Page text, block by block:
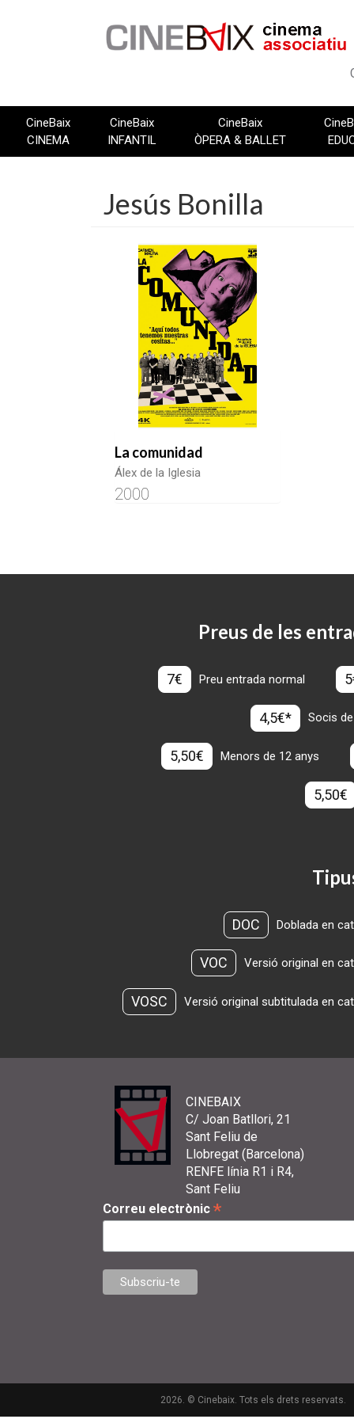
CineBaix
CINEMA
CineBaix
INFANTIL
CineBaix
ÒPERA & BALLET
Jesús Bonilla
La comunidad
Álex de la Iglesia
2000
Preus de les
7€ Preu entrada normal
4,5€* Socis
5,50€ Menors de 12 anys
5,50€
DOC Doblada en
VOC Versió original en
VOSC Versió original subtitulada en
CINEBAIX
C/ Joan Batllori, 21
Sant Feliu de
Llobregat (Barcelona)
RENFE línia R1 i R4,
Sant Feliu
Correu electrònic *
2026. © Cinebaix. Tots els drets reservats.